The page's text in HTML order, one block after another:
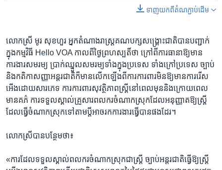
ទាញ​យក​ពី​តំណភ្ជាប់​ដើម
លោកស្រី មូរ សុខហួរ​ អ្នក​តំណាងរាស្រ្ត​គណបក្ស​សង្គ្រោះ​ជាតិ​បាន​បញ្ជាក់​
ក្នុង​កម្មវិធី Hello VOA ​កាល​ពី​ថ្ងៃ​ព្រហស្បតិ៍​ថា​ ក្រៅ​ពី​ការ​ធានា​ឱ្យ​មាន​
ការងារ​សមរម្យ ប្រាក់​ឈ្នួល​សមរម្យ​ទាំង​ក្នុង​ប្រទេស​ ទាំង​ក្រៅ​ប្រទេស ច្បាប់​
និង​កតិកា​សញ្ញា​អន្តរជាតិ​ក៏មាន​លើក​ឡើង​ពី​ការ​ការពារ​មិន​ឱ្យ​មាន​ការ​រើស​
អើងដោយ​សារ​ភេទ ការ​ការពារ​សុវត្ថិភាព​ស្ត្រី​នៅ​ពេល​មុន​និង​ក្រោយ​ពេល​
មាន​គភ៌ ការ​ទទួល​ស្គាល់​គ្រួសារ​ពលករ​ចំណាកស្រុក​ដែល​អនុញ្ញាត​ឱ្យ​ស្ត្រី​
ដែល​ធ្វើ​ចំណាកស្រុក​ទៅ​តាម​ប្តី​អាច​រក​ការងារ​ធ្វើ​បាន​ផង​ដែរ។
លោក​ស្រី​បាន​បន្ថែម​ថា៖​
«ការ​ដែល​ទទួល​ស្គាល់​ពលករ​ចំណាកស្រុក​ជា​ស្ត្រី​ ច្បាប់​អន្តរជាតិ​ធ្វើ​ឱ្យ​ស្ត្រី​